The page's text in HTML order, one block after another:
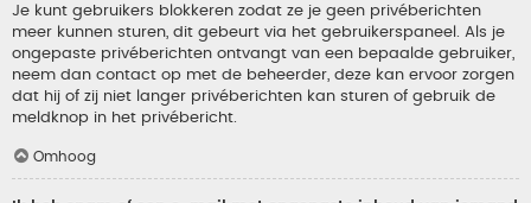
Je kunt gebruikers blokkeren zodat ze je geen privéberichten
meer kunnen sturen, dit gebeurt via het gebruikerspaneel. Als je
ongepaste privéberichten ontvangt van een bepaalde gebruiker,
neem dan contact op met de beheerder, deze kan ervoor zorgen
dat hij of zij niet langer privéberichten kan sturen of gebruik de
meldknop in het privébericht.
Omhoog